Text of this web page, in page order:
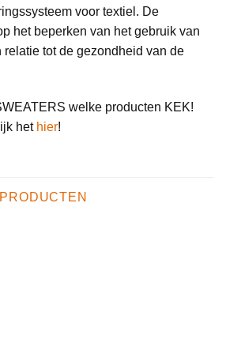
voor textiel. De
het beperken van het gebruik van
tot de gezondheid van de
welke producten KEK!
het hier!